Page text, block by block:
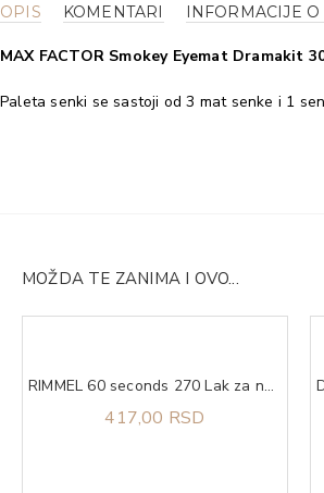
OPIS KOMENTARI INFORMACIJE O
MAX FACTOR Smokey Eyemat Dramakit
Paleta senki se sastoji od 3 mat senke i 1
MOŽDA TE ZANIMA I OVO...
RIMMEL 60 seconds 270 Lak za nokte
417,00 RSD